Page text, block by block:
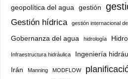
geopolítica del agua gestión
Gestión hídrica gestión internacional
Gobernanza del agua hidrología
Infraestructura hidráulica Ingeniería
Irán
Manning MODFLOW